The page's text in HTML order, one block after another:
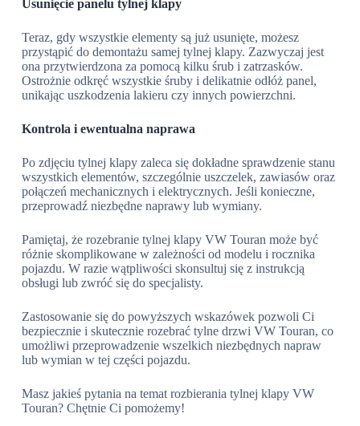
Usunięcie panelu tylnej klapy
Teraz, gdy wszystkie elementy są już usunięte, możesz
przystąpić do demontażu samej tylnej klapy. Zazwyczaj jest
ona przytwierdzona za pomocą kilku śrub i zatrzasków.
Ostrożnie odkręć wszystkie śruby i delikatnie odłóż panel,
unikając uszkodzenia lakieru czy innych powierzchni.
Kontrola i ewentualna naprawa
Po zdjęciu tylnej klapy zaleca się dokładne sprawdzenie stanu
wszystkich elementów, szczególnie uszczelek, zawiasów oraz
połączeń mechanicznych i elektrycznych. Jeśli konieczne,
przeprowadź niezbędne naprawy lub wymiany.
Pamiętaj, że rozebranie tylnej klapy VW Touran może być
różnie skomplikowane w zależności od modelu i rocznika
pojazdu. W razie wątpliwości skonsultuj się z instrukcją
obsługi lub zwróć się do specjalisty.
Zastosowanie się do powyższych wskazówek pozwoli Ci
bezpiecznie i skutecznie rozebrać tylne drzwi VW Touran, co
umożliwi przeprowadzenie wszelkich niezbędnych napraw
lub wymian w tej części pojazdu.
Masz jakieś pytania na temat rozbierania tylnej klapy VW
Touran? Chętnie Ci pomożemy!